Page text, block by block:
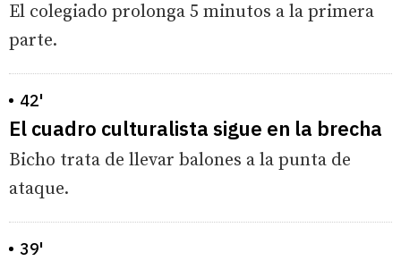
El colegiado prolonga 5 minutos a la primera
parte.
42'
El cuadro culturalista sigue en la brecha
Bicho trata de llevar balones a la punta de
ataque.
39'